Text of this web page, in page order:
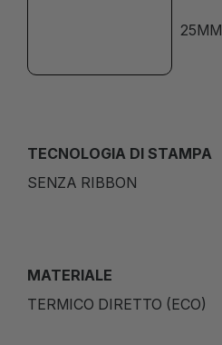
25MM
TECNOLOGIA DI STAMPA
SENZA RIBBON
MATERIALE
TERMICO DIRETTO (ECO)